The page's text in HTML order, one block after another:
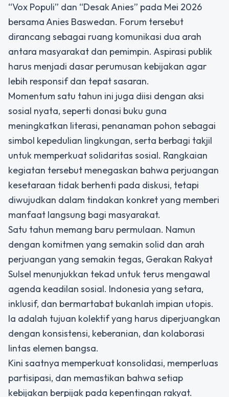
“Vox Populi” dan “Desak Anies” pada Mei 2026
bersama Anies Baswedan. Forum tersebut
dirancang sebagai ruang komunikasi dua arah
antara masyarakat dan pemimpin. Aspirasi publik
harus menjadi dasar perumusan kebijakan agar
lebih responsif dan tepat sasaran.
Momentum satu tahun ini juga diisi dengan aksi
sosial nyata, seperti donasi buku guna
meningkatkan literasi, penanaman pohon sebagai
simbol kepedulian lingkungan, serta berbagi takjil
untuk memperkuat solidaritas sosial. Rangkaian
kegiatan tersebut menegaskan bahwa perjuangan
kesetaraan tidak berhenti pada diskusi, tetapi
diwujudkan dalam tindakan konkret yang memberi
manfaat langsung bagi masyarakat.
Satu tahun memang baru permulaan. Namun
dengan komitmen yang semakin solid dan arah
perjuangan yang semakin tegas, Gerakan Rakyat
Sulsel menunjukkan tekad untuk terus mengawal
agenda keadilan sosial. Indonesia yang setara,
inklusif, dan bermartabat bukanlah impian utopis.
Ia adalah tujuan kolektif yang harus diperjuangkan
dengan konsistensi, keberanian, dan kolaborasi
lintas elemen bangsa.
Kini saatnya memperkuat konsolidasi, memperluas
partisipasi, dan memastikan bahwa setiap
kebijakan berpijak pada kepentingan rakyat.